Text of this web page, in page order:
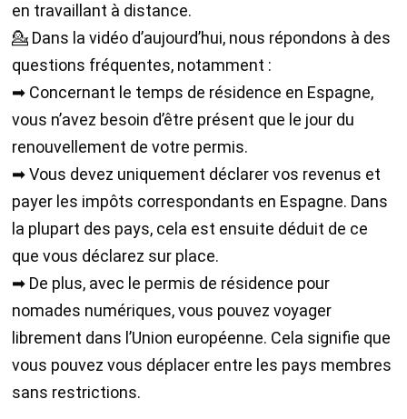
en travaillant à distance.
💁 Dans la vidéo d’aujourd’hui, nous répondons à des
questions fréquentes, notamment :
➡ Concernant le temps de résidence en Espagne,
vous n’avez besoin d’être présent que le jour du
renouvellement de votre permis.
➡ Vous devez uniquement déclarer vos revenus et
payer les impôts correspondants en Espagne. Dans
la plupart des pays, cela est ensuite déduit de ce
que vous déclarez sur place.
➡ De plus, avec le permis de résidence pour
nomades numériques, vous pouvez voyager
librement dans l’Union européenne. Cela signifie que
vous pouvez vous déplacer entre les pays membres
sans restrictions.